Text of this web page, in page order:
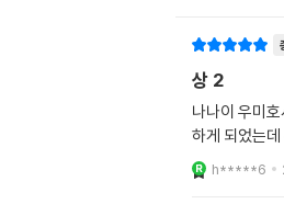
상 2
나나이 우미
하게 되었는
h*****6